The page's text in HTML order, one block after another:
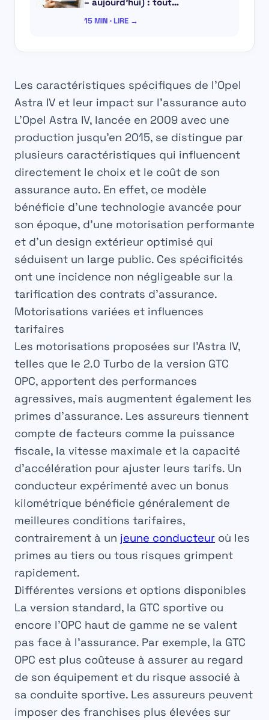
15 MIN · LIRE →
Les caractéristiques spécifiques de l’Opel
Astra IV et leur impact sur l’assurance auto
L’Opel Astra IV, lancée en 2009 avec une
production jusqu’en 2015, se distingue par
plusieurs caractéristiques qui influencent
directement le choix et le coût de son
assurance auto. En effet, ce modèle
bénéficie d’une technologie avancée pour
son époque, d’une motorisation performante
et d’un design extérieur optimisé qui
séduisent un large public. Ces spécificités
ont une incidence non négligeable sur la
tarification des contrats d’assurance.
Motorisations variées et influences
tarifaires
Les motorisations proposées sur l’Astra IV,
telles que le 2.0 Turbo de la version GTC
OPC, apportent des performances
agressives, mais augmentent également les
primes d’assurance. Les assureurs tiennent
compte de facteurs comme la puissance
fiscale, la vitesse maximale et la capacité
d’accélération pour ajuster leurs tarifs. Un
conducteur expérimenté avec un bonus
kilométrique bénéficie généralement de
meilleures conditions tarifaires,
contrairement à un jeune conducteur où les
primes au tiers ou tous risques grimpent
rapidement.
Différentes versions et options disponibles
La version standard, la GTC sportive ou
encore l’OPC haut de gamme ne se valent
pas face à l’assurance. Par exemple, la GTC
OPC est plus coûteuse à assurer au regard
de son équipement et du risque associé à
sa conduite sportive. Les assureurs peuvent
imposer des franchises plus élevées sur